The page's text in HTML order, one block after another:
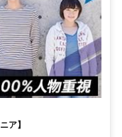
ア】